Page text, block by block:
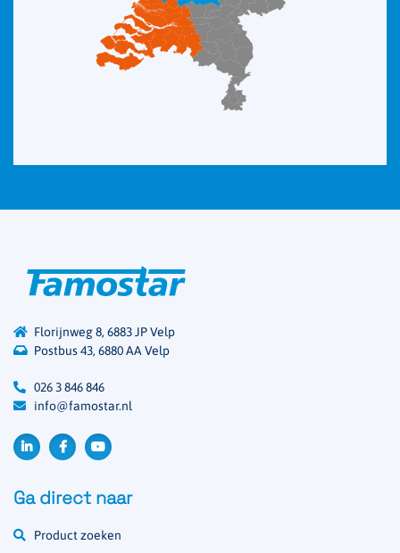
Florijnweg 8, 6883 JP Velp
Postbus 43, 6880 AA Velp
026 3 846 846
info@famostar.nl
Ga direct naar
Product zoeken